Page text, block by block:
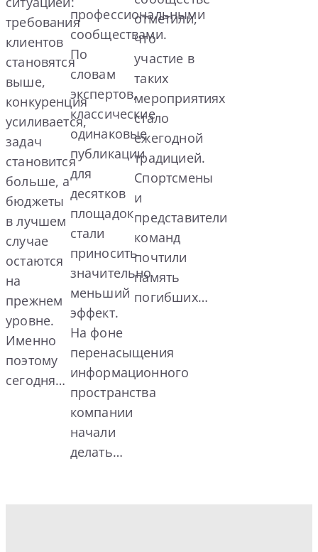
требования
клиентов
становятся
выше,
конкуренция
усиливается,
задач
становится
больше, а
бюджеты
в лучшем
случае
остаются
на
прежнем
уровне.
Именно
поэтому
сегодня…
профессиональными
сообществами.
По
словам
экспертов,
классические
одинаковые
публикации
для
десятков
площадок
стали
приносить
значительно
меньший
эффект.
На фоне
перенасыщения
информационного
пространства
компании
начали
делать…
отметили,
что
участие в
таких
мероприятиях
стало
ежегодной
традицией.
Спортсмены
и
представители
команд
почтили
память
погибших…